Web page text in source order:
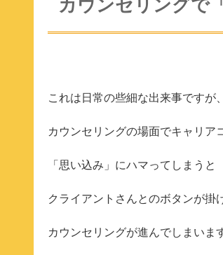
カウンセリングで
これは日常の些細な出来事ですが、
カウンセリングの場面でキャリア
「思い込み」にハマってしまうと
クライアントさんとのボタンが掛
カウンセリングが進んでしまいま